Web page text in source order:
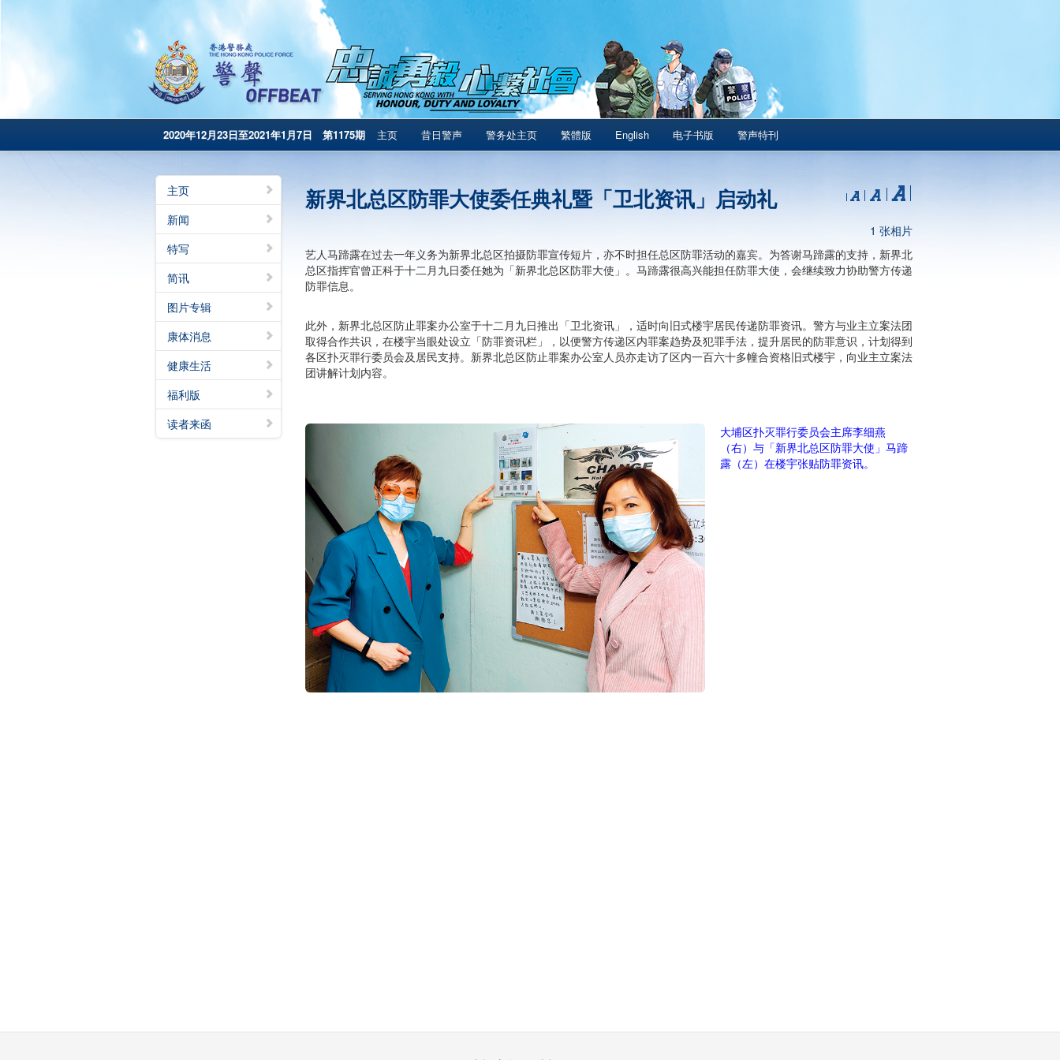
2020年12月23日至2021年1月7日 第1175期 主页 昔日警声 警务处主页 繁體版 English 电子书版 警声特刊
主页
新闻
特写
简讯
图片专辑
康体消息
健康生活
福利版
读者来函
新界北总区防罪大使委任典礼暨「卫北资讯」启动礼
1 张相片
艺人马蹄露在过去一年义务为新界北总区拍摄防罪宣传短片，亦不时担任总区防罪活动的嘉宾。为答谢马蹄露的支持，新界北
总区指挥官曾正科于十二月九日委任她为「新界北总区防罪大使」。马蹄露很高兴能担任防罪大使，会继续致力协助警方传递
防罪信息。
此外，新界北总区防止罪案办公室于十二月九日推出「卫北资讯」，适时向旧式楼宇居民传递防罪资讯。警方与业主立案法团
取得合作共识，在楼宇当眼处设立「防罪资讯栏」，以便警方传递区内罪案趋势及犯罪手法，提升居民的防罪意识，计划得到
各区扑灭罪行委员会及居民支持。新界北总区防止罪案办公室人员亦走访了区内一百六十多幢合资格旧式楼宇，向业主立案法
团讲解计划内容。
大埔区扑灭罪行委员会主席李细燕
（右）与「新界北总区防罪大使」马蹄
露（左）在楼宇张贴防罪资讯。